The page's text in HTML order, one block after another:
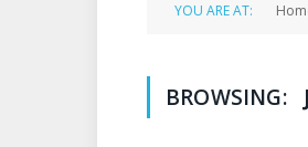
YOU ARE AT:
BROWSING: